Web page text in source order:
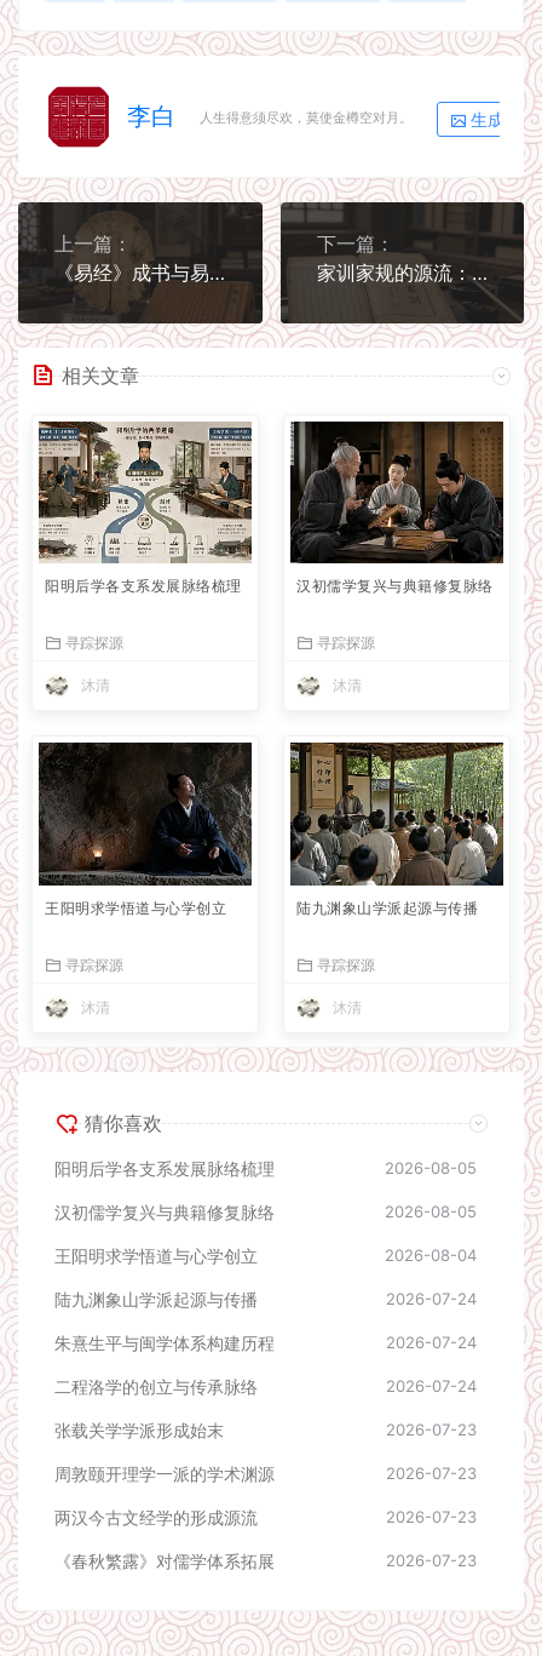
李白 人生得意须尽欢，莫使金樽空对月。 生成海报
上一篇：
《易经》成书与易学流派的源流演进
下一篇：
家训家规的源流：古人怎样把文化写进家庭
相关文章
阳明后学各支系发展脉络梳理
寻踪探源
沐清
汉初儒学复兴与典籍修复脉络
寻踪探源
沐清
王阳明求学悟道与心学创立
寻踪探源
沐清
陆九渊象山学派起源与传播
寻踪探源
沐清
猜你喜欢
阳明后学各支系发展脉络梳理 2026-08-05
汉初儒学复兴与典籍修复脉络 2026-08-05
王阳明求学悟道与心学创立 2026-08-04
陆九渊象山学派起源与传播 2026-07-24
朱熹生平与闽学体系构建历程 2026-07-24
二程洛学的创立与传承脉络 2026-07-24
张载关学学派形成始末 2026-07-23
周敦颐开理学一派的学术渊源 2026-07-23
两汉今古文经学的形成源流 2026-07-23
《春秋繁露》对儒学体系拓展 2026-07-23